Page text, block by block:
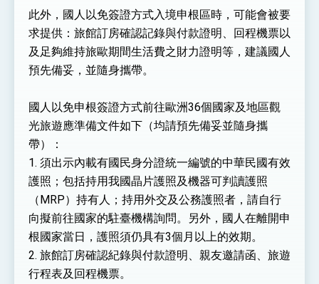
總統以「韌性之島，希望之光」為題發表2026新
年談話
總統主持「守護民主台灣國安行動方案」記者
會 強調以實力守護台海和平 以決心掌握國家
命運
變局中 奮起的新臺灣 總統發表國慶演說
總統發表執政周年談話 盼面對未來挑戰 堅持
團結 迎風轉型 穩健前行
總統重要談話
外交部重要言論
我國政府將在美國亞利桑納州設立「駐鳳凰城辦
事處」，進一步深化台美交流合作
此外，國人以免簽證方式入境申根區時，可能會被要
求提供：旅館訂房確認記錄與付款證明、回程機票以
及足夠維持旅歐期間生活費之財力證明等，建議國人
預先備妥，並隨身攜帶。
國人以免申根簽證方式前往歐洲36個國家及地區觀
光旅遊應準備文件如下（均請預先備妥並隨身攜
帶）：
1. 須出示內載有國民身分證統一編號的中華民國有效
護照；包括持用我國晶片護照及機器可判讀護照
（MRP）持有人；持用外交及公務護照者，請自行
向擬前往國家的駐臺機構詢問。另外，國人在離開申
根國家當日，護照須仍具有3個月以上的效期。
2. 旅館訂房確認紀錄與付款證明、親友邀請函、旅遊
行程表及回程機票。